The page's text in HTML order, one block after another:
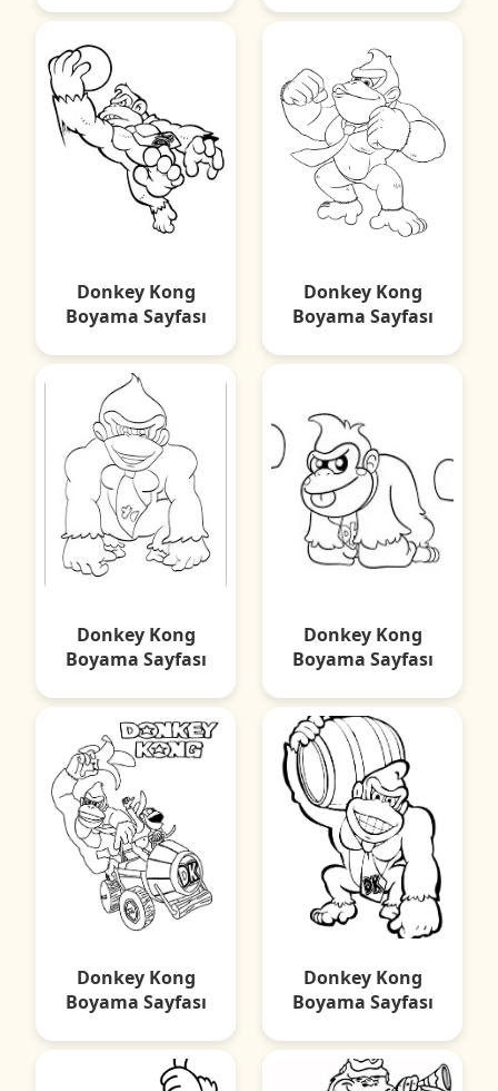
Donkey Kong
Boyama Sayfası
Donkey Kong
Boyama Sayfası
Donkey Kong
Boyama Sayfası
Donkey Kong
Boyama Sayfası
Donkey Kong
Boyama Sayfası
Donkey Kong
Boyama Sayfası